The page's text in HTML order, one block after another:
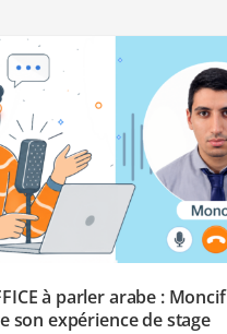
à parler arabe : Moncif
son expérience de stage